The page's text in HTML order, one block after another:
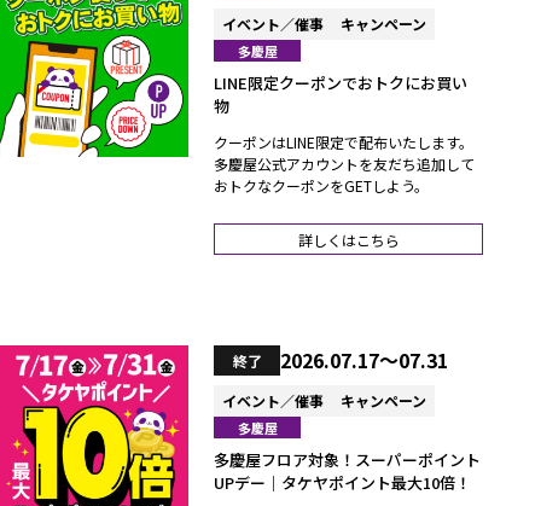
イベント／催事 キャンペーン
多慶屋
LINE限定クーポンでおトクにお買い
物
クーポンはLINE限定で配布いたします。
多慶屋公式アカウントを友だち追加して
おトクなクーポンをGETしよう。
詳しくはこちら
終了 2026.07.17～07.31
イベント／催事 キャンペーン
多慶屋
多慶屋フロア対象！スーパーポイント
UPデー｜タケヤポイント最大10倍！